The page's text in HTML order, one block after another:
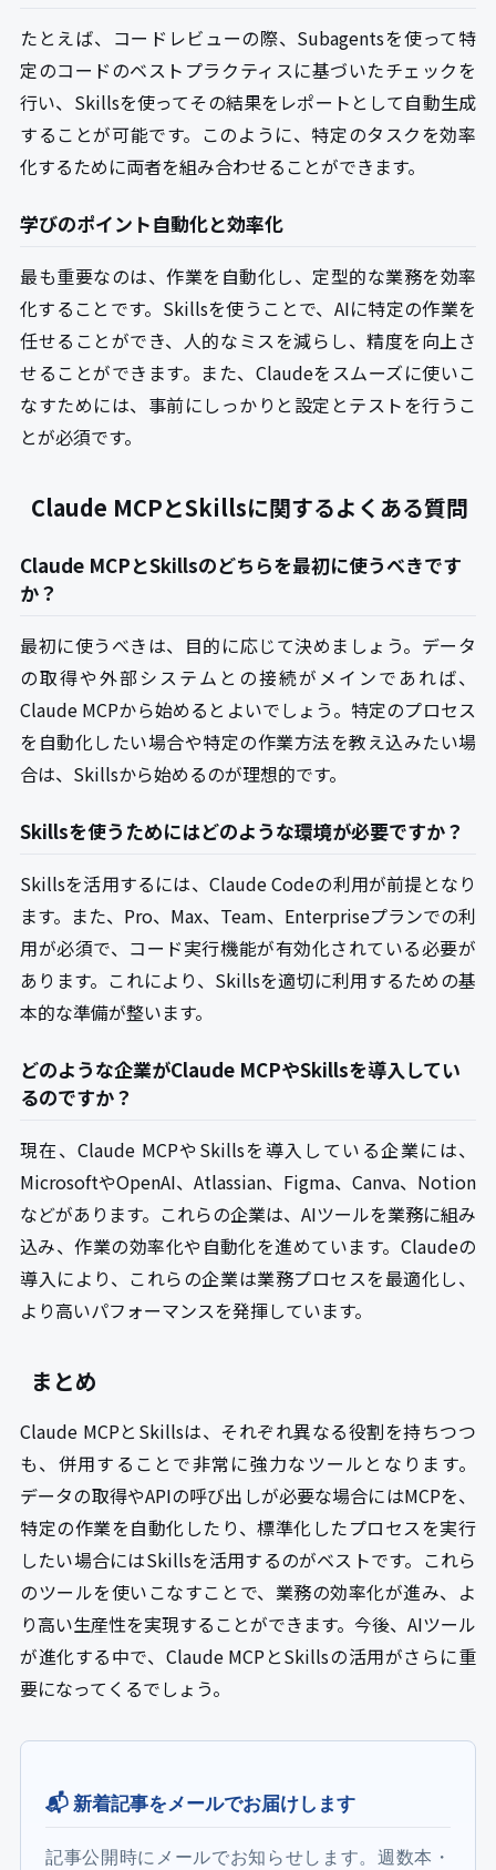
たとえば、コードレビューの際、Subagentsを使って特
定のコードのベストプラクティスに基づいたチェックを
行い、Skillsを使ってその結果をレポートとして自動生成
することが可能です。このように、特定のタスクを効率
化するために両者を組み合わせることができます。
学びのポイント自動化と効率化
最も重要なのは、作業を自動化し、定型的な業務を効率
化することです。Skillsを使うことで、AIに特定の作業を
任せることができ、人的なミスを減らし、精度を向上さ
せることができます。また、Claudeをスムーズに使いこ
なすためには、事前にしっかりと設定とテストを行うこ
とが必須です。
Claude MCPとSkillsに関するよくある質問
Claude MCPとSkillsのどちらを最初に使うべきです
か？
最初に使うべきは、目的に応じて決めましょう。データ
の取得や外部システムとの接続がメインであれば、
Claude MCPから始めるとよいでしょう。特定のプロセス
を自動化したい場合や特定の作業方法を教え込みたい場
合は、Skillsから始めるのが理想的です。
Skillsを使うためにはどのような環境が必要ですか？
Skillsを活用するには、Claude Codeの利用が前提となり
ます。また、Pro、Max、Team、Enterpriseプランでの利
用が必須で、コード実行機能が有効化されている必要が
あります。これにより、Skillsを適切に利用するための基
本的な準備が整います。
どのような企業がClaude MCPやSkillsを導入してい
るのですか？
現在、Claude MCPやSkillsを導入している企業には、
MicrosoftやOpenAI、Atlassian、Figma、Canva、Notion
などがあります。これらの企業は、AIツールを業務に組み
込み、作業の効率化や自動化を進めています。Claudeの
導入により、これらの企業は業務プロセスを最適化し、
より高いパフォーマンスを発揮しています。
まとめ
Claude MCPとSkillsは、それぞれ異なる役割を持ちつつ
も、併用することで非常に強力なツールとなります。
データの取得やAPIの呼び出しが必要な場合にはMCPを、
特定の作業を自動化したり、標準化したプロセスを実行
したい場合にはSkillsを活用するのがベストです。これら
のツールを使いこなすことで、業務の効率化が進み、よ
り高い生産性を実現することができます。今後、AIツール
が進化する中で、Claude MCPとSkillsの活用がさらに重
要になってくるでしょう。
📬 新着記事をメールでお届けします
記事公開時にメールでお知らせします。週数本・